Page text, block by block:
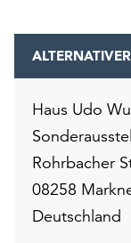
Haus Udo
Rohrbacher
08258
Deutschland